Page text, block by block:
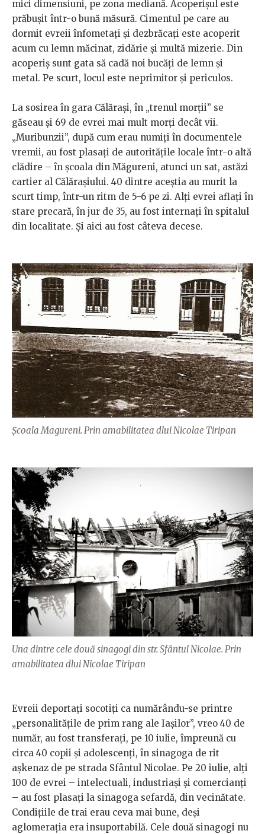
mici dimensiuni, pe zona mediană. Acoperișul este
prăbușit într-o bună măsură. Cimentul pe care au
dormit evreii înfometați și dezbrăcați este acoperit
acum cu lemn măcinat, zidărie și multă mizerie. Din
acoperiș sunt gata să cadă noi bucăți de lemn și
metal. Pe scurt, locul este neprimitor și periculos.
La sosirea în gara Călărași, în „trenul morții” se
găseau și 69 de evrei mai mult morți decât vii.
„Muribunzii”, după cum erau numiți în documentele
vremii, au fost plasați de autoritățile locale într-o altă
clădire – în școala din Măgureni, atunci un sat, astăzi
cartier al Călărașiului. 40 dintre aceștia au murit la
scurt timp, într-un ritm de 5-6 pe zi. Alți evrei aflați în
stare precară, în jur de 35, au fost internați în spitalul
din localitate. Și aici au fost câteva decese.
Școala Magureni. Prin amabilitatea dlui Nicolae Tiripan
Una dintre cele două sinagogi din str. Sfântul Nicolae. Prin
amabilitatea dlui Nicolae Tiripan
Evreii deportați socotiți ca numărându-se printre
„personalitățile de prim rang ale Iașilor”, vreo 40 de
număr, au fost transferați, pe 10 iulie, împreună cu
circa 40 copii și adolescenți, în sinagoga de rit
așkenaz de pe strada Sfântul Nicolae. Pe 20 iulie, alți
100 de evrei – intelectuali, industriași și comercianți
– au fost plasați la sinagoga sefardă, din vecinătate.
Condițiile de trai erau ceva mai bune, deși
aglomerația era insuportabilă. Cele două sinagogi nu